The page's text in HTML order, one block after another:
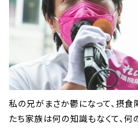
私の兄がまさか鬱になって、摂食
たち家族は何の知識もなくて、何